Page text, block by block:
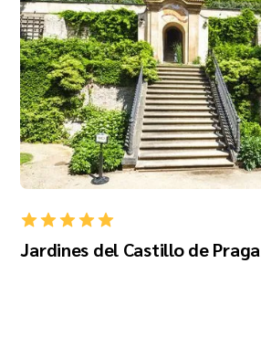
Jardines del Castillo de Praga